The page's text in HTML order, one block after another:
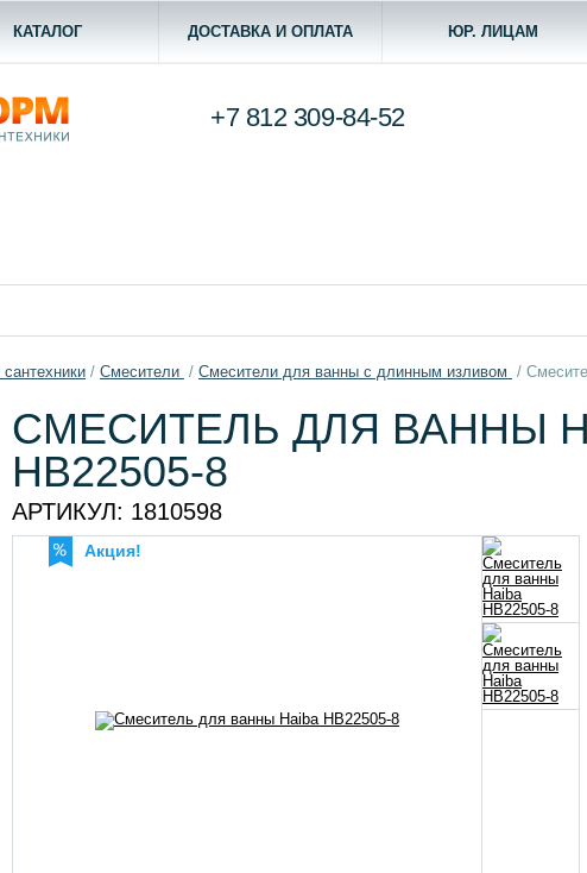
КАТАЛОГ ДОСТАВКА И ОПЛАТА ЮР. ЛИЦАМ
+7 812 309-84-52
сантехники / Смесители / Смесители для ванны с длинным изливом /
СМЕСИТЕЛЬ ДЛЯ ВАННЫ
HB22505-8
АРТИКУЛ: 1810598
Акция!